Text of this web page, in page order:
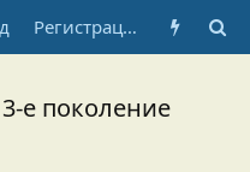
Регистрация
е поколение